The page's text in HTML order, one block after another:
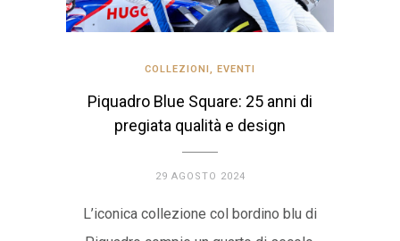
COLLEZIONI , EVENTI
Piquadro Blue Square: 25 anni di
pregiata qualità e design
29 AGOSTO 2024
L’iconica collezione col bordino blu di